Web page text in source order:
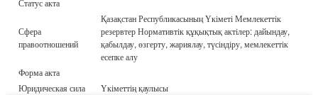
Статус акта
Сфера
правоотношений
Қазақстан Республикасының Үкіметі Мемлекеттік
резервтер Нормативтік құқықтық актілер: дайындау,
қабылдау, өзгерту, жариялау, түсіндіру, мемлекеттік
есепке алу
Форма акта
Юридическая сила
Үкіметтің қаулысы